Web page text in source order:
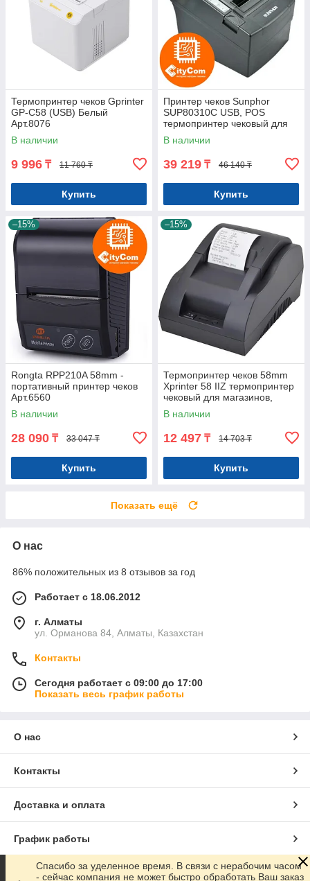
Термопринтер чеков Gprinter
GP-C58 (USB) Белый
Арт.8076
В наличии
9 996 ₸ 11 760 ₸
Купить
Принтер чеков Sunphor
SUP80310C USB, POS
термопринтер чековый для
магазинов, бутиков, кафе и
др. Арт.4840
В наличии
39 219 ₸ 46 140 ₸
Купить
–15%
Rongta RPP210A 58mm -
портативный принтер чеков
Арт.6560
В наличии
28 090 ₸ 33 047 ₸
Купить
–15%
Термопринтер чеков 58mm
Xprinter 58 IIZ термопринтер
чековый для магазинов,
бутиков, кафе и д Арт.6943
В наличии
12 497 ₸ 14 703 ₸
Купить
Показать ещё
О нас
86% положительных из 8 отзывов за год
Работает с 18.06.2012
г. Алматы
ул. Орманова 84, Алматы, Казахстан
Контакты
Сегодня работает с 09:00 до 17:00
Показать весь график работы
О нас
Контакты
Доставка и оплата
График работы
Полная версия сайта
Спасибо за уделенное время. В связи с нерабочим часом
- сейчас компания не может быстро обработать Ваш заказ